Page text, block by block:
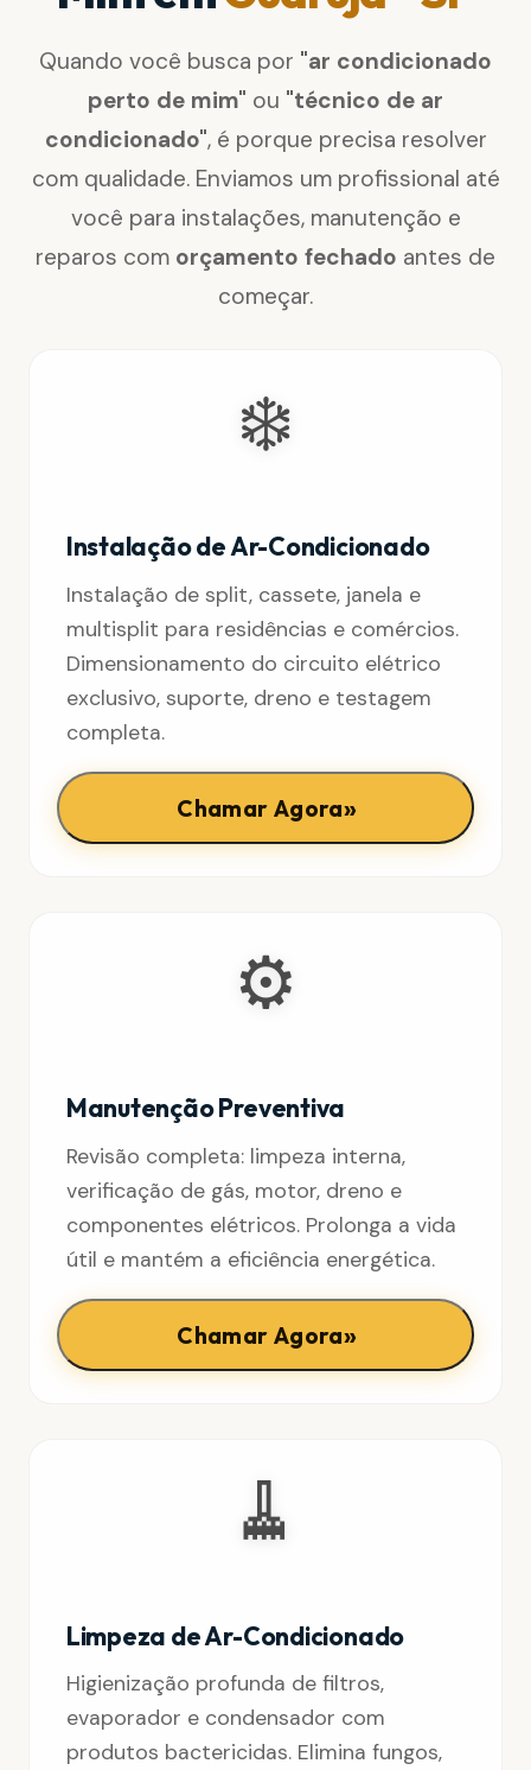
Quando você busca por "ar condicionado
perto de mim" ou "técnico de ar
condicionado", é porque precisa resolver
com qualidade. Enviamos um profissional até
você para instalações, manutenção e
reparos com orçamento fechado antes de
começar.
❄️
Instalação de Ar-Condicionado
Instalação de split, cassete, janela e
multisplit para residências e comércios.
Dimensionamento do circuito elétrico
exclusivo, suporte, dreno e testagem
completa.
Chamar Agora»
⚙️
Manutenção Preventiva
Revisão completa: limpeza interna,
verificação de gás, motor, dreno e
componentes elétricos. Prolonga a vida
útil e mantém a eficiência energética.
Chamar Agora»
🧹
Limpeza de Ar-Condicionado
Higienização profunda de filtros,
evaporador e condensador com
produtos bactericidas. Elimina fungos,